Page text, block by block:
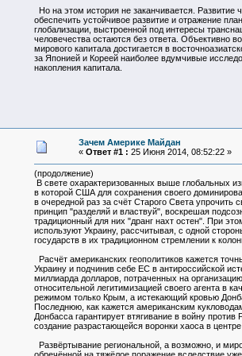
Но на этом история не заканчивается. Развитие
обеспечить устойчивое развитие и отражение
глобализации, выстроенной под интересы
человечества остаются без ответа. Объективно
мирового капитала достигается в
за Японией и Кореей наиболее вдумчивые
накопления капитала.
Зачем Америке Майдан
« Ответ #1 : 25 Июня 2014, 08:52:22 »
(продолжение)
В свете охарактеризованных выше глобальных
в которой США для сохранения своего
в очередной раз за счёт Старого Света упрочить
принцип "разделяй и властвуй", воскрешая
традиционный для них "дранг нахт остен". При
используют Украину, рассчитывая, с одной
государств в их традиционном стремлении к
Расчёт американских геополитиков кажется
Украину и подчинив себе ЕС в антироссийской
миллиарда долларов, потраченных на
относительной легитимизацией своего агента в
режимом только Крым, а истекающий кровью
Последнюю, как кажется американским
Донбасса гарантирует втягивание в войну
создание разрастающейся воронки хаоса в
Развёртывание региональной, а возможно, и